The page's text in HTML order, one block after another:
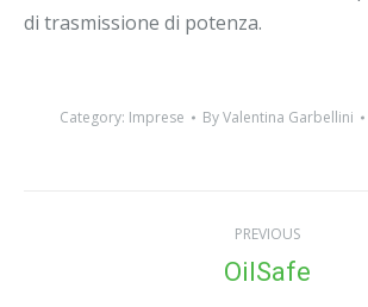
di trasmissione di potenza.
Category: Imprese ByValentina Garbellini
navigation
PREVIOUS
Previous
OilSafe